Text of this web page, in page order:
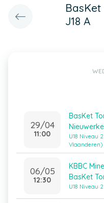
J18 A
29/04
11:00
BasKet
U18 Niveau
Vlaanderen)
06/05
12:30
KBBC
BasKet
U18 Niveau